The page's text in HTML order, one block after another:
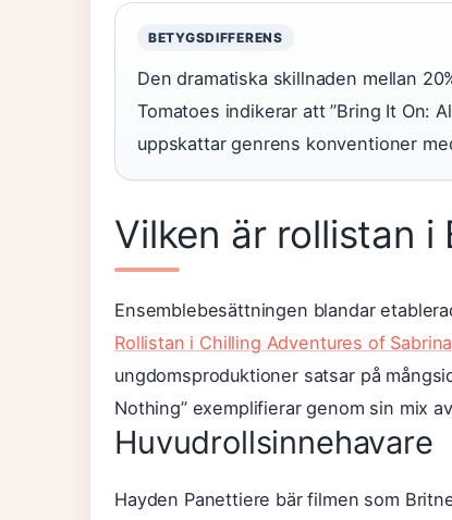
BETYGSDIFFERENS
Den dramatiska skillnaden mellan
Tomatoes indikerar att ”Bring It On:
uppskattar genrens konventioner
Vilken är rollistan i
Ensemblebesättningen blandar
Rollistan i Chilling Adventures of
ungdomsproduktioner satsar på
Nothing” exemplifierar genom sin mix
Huvudrollsinnehavare
Hayden Panettiere bär filmen som